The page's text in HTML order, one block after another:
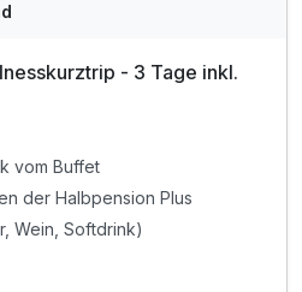
- 3 Tage inkl.
vom Buffet
der Halbpension Plus
Wein, Softdrink)